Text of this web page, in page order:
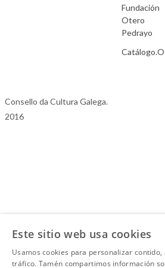
Fundación
Otero
Pedrayo
Consello da Cultura Galega.
2016
Este sitio web usa cookies
Usamos cookies para personalizar
tráfico. Tamén compartimos información